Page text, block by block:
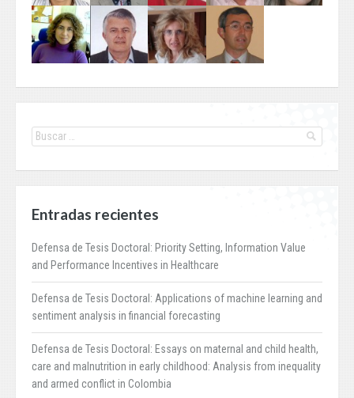
Entradas recientes
Defensa de Tesis Doctoral: Priority Setting, Information Value
and Performance Incentives in Healthcare
Defensa de Tesis Doctoral: Applications of machine learning and
sentiment analysis in financial forecasting
Defensa de Tesis Doctoral: Essays on maternal and child health,
care and malnutrition in early childhood: Analysis from inequality
and armed conflict in Colombia